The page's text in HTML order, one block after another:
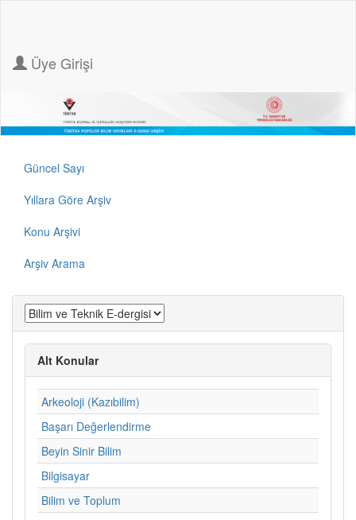
Üye Girişi
Güncel Sayı
Yıllara Göre Arşiv
Konu Arşivi
Arşiv Arama
Alt Konular
Arkeoloji (Kazıbilim)
Başarı Değerlendirme
Beyin Sinir Bilim
Bilgisayar
Bilim ve Toplum